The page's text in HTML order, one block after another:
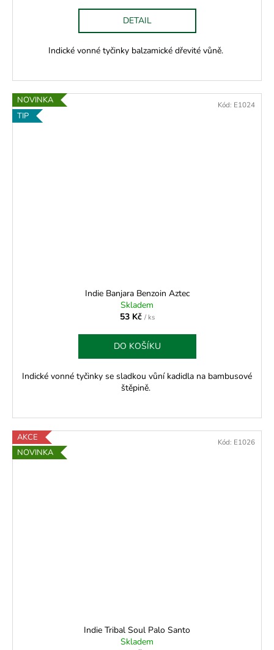
DETAIL
Indické vonné tyčinky balzamické dřevité vůně.
NOVINKA
TIP
Indie Banjara Benzoin Aztec
Skladem
53 Kč / ks
DO KOŠÍKU
Indické vonné tyčinky se sladkou vůní kadidla na bambusové
štěpině.
Kód: E1024
AKCE
NOVINKA
Indie Tribal Soul Palo Santo
Skladem
Kód: E1026